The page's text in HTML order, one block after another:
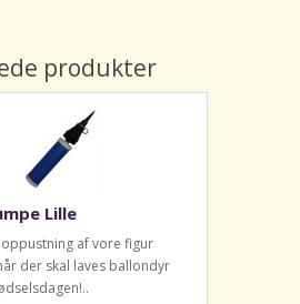
produkter
Lille
af vore figur
der skal laves ballondyr